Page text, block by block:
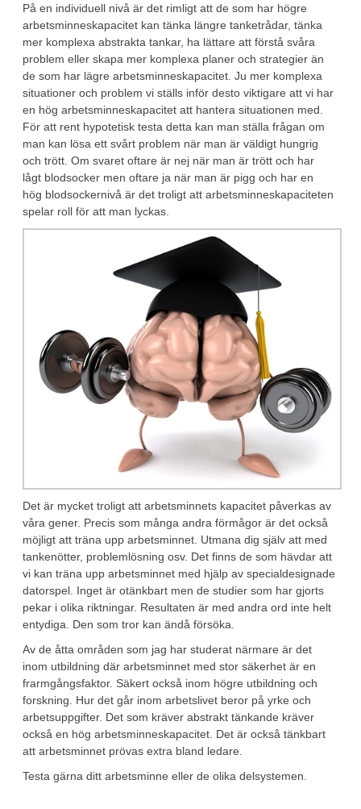
På en individuell nivå är det rimligt att de som har högre
arbetsminneskapacitet kan tänka längre tanketrådar, tänka
mer komplexa abstrakta tankar, ha lättare att förstå svåra
problem eller skapa mer komplexa planer och strategier än
de som har lägre arbetsminneskapacitet. Ju mer komplexa
situationer och problem vi ställs inför desto viktigare att vi har
en hög arbetsminneskapacitet att hantera situationen med.
För att rent hypotetisk testa detta kan man ställa frågan om
man kan lösa ett svårt problem när man är väldigt hungrig
och trött. Om svaret oftare är nej när man är trött och har
lågt blodsocker men oftare ja när man är pigg och har en
hög blodsockernivå är det troligt att arbetsminneskapaciteten
spelar roll för att man lyckas.
Det är mycket troligt att arbetsminnets kapacitet påverkas av
våra gener. Precis som många andra förmågor är det också
möjligt att träna upp arbetsminnet. Utmana dig själv att med
tankenötter, problemlösning osv. Det finns de som hävdar att
vi kan träna upp arbetsminnet med hjälp av specialdesignade
datorspel. Inget är otänkbart men de studier som har gjorts
pekar i olika riktningar. Resultaten är med andra ord inte helt
entydiga. Den som tror kan ändå försöka.
Av de åtta områden som jag har studerat närmare är det
inom utbildning där arbetsminnet med stor säkerhet är en
frarmgångsfaktor. Säkert också inom högre utbildning och
forskning. Hur det går inom arbetslivet beror på yrke och
arbetsuppgifter. Det som kräver abstrakt tänkande kräver
också en hög arbetsminneskapacitet. Det är också tänkbart
att arbetsminnet prövas extra bland ledare.
Testa gärna ditt arbetsminne eller de olika delsystemen.